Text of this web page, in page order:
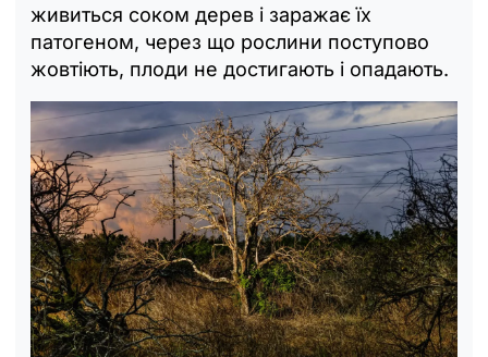
живиться соком дерев і заражає їх
патогеном, через що рослини поступово
жовтіють, плоди не достигають і опадають.